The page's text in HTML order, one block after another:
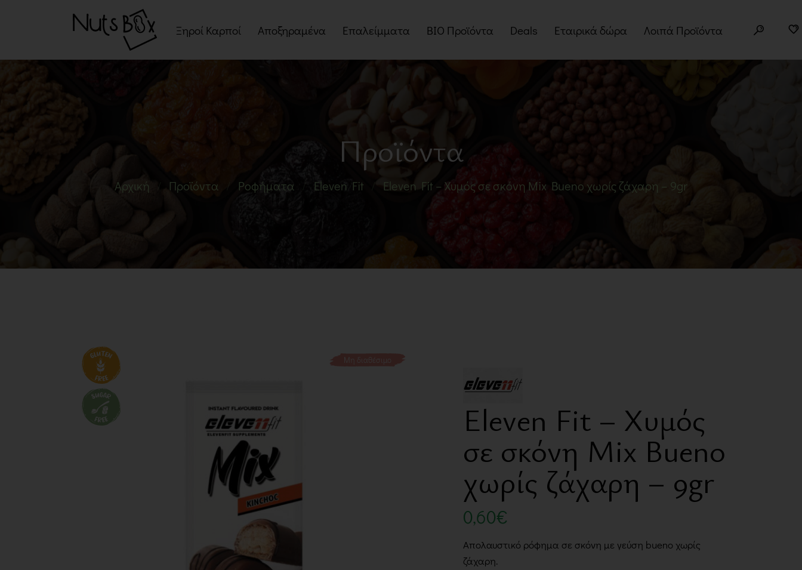
Ξηροί Καρποί Αποξηραμένα Επαλείμματα
Μαρμελάδες
Μέλια
BIO Προϊόντα Deals
Mystery Boxes
Εταιρικά δώρα Λοιπά Προϊόντα
Μπαχαρικά
International Corner
Προϊόντα
Αρχική Προϊόντα Ροφήματα Eleven Fit Eleven Fit – Χυμός σε σκόνη Mix Bueno χωρίς ζάχαρη – 9gr
Μη διαθέσιμο
Eleven Fit – Χυμός
σε σκόνη Mix Bueno
χωρίς ζάχαρη – 9gr
0,60€
Απολαυστικό ρόφημα σε σκόνη με γεύση bueno χωρίς
ζάχαρη.